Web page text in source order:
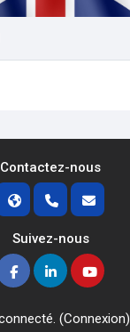
Contactez-nous
Suivez-nous
(Connexion)